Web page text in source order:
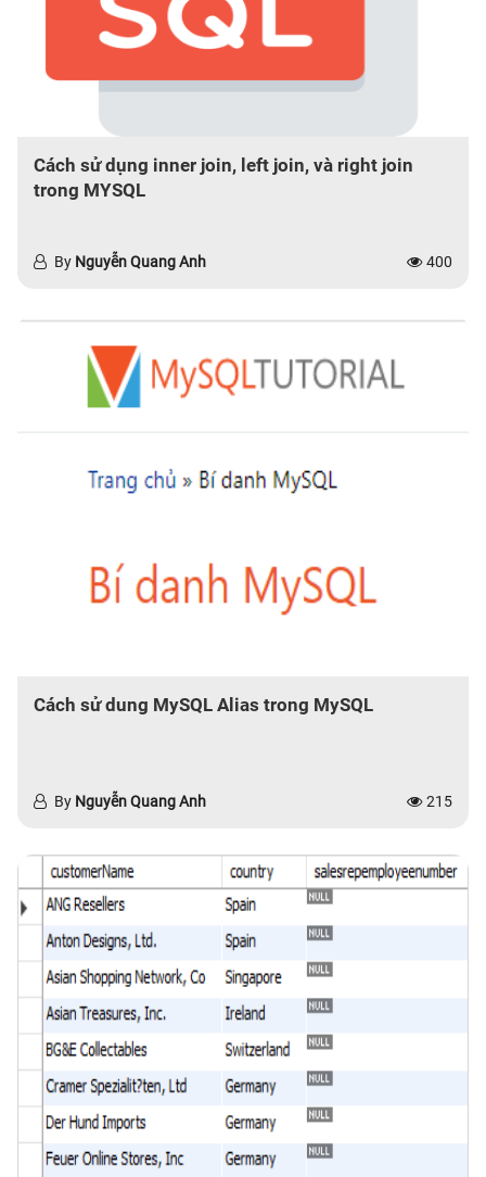
Cách sử dụng inner join, left join, và right join
trong MYSQL
By Nguyễn Quang Anh 400
Cách sử dung MySQL Alias trong MySQL
By Nguyễn Quang Anh 215